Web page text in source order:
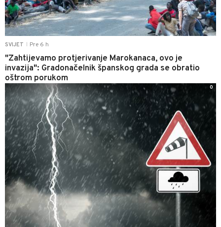
SVIJET Pre 6 h
"Zahtijevamo protjerivanje Marokanaca, ovo je
invazija": Gradonačelnik španskog grada se obratio
oštrom porukom
0